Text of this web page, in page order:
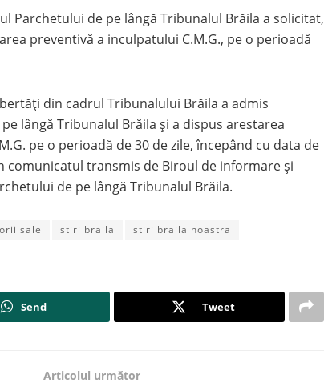
Parchetului de pe lângă Tribunalul Brăila a solicitat,
preventivă a inculpatului C.M.G., pe o perioadă
din cadrul Tribunalului Brăila a admis
lângă Tribunalul Brăila şi a dispus arestarea
pe o perioadă de 30 de zile, începând cu data de
comunicatul transmis de Biroul de informare şi
de pe lângă Tribunalul Brăila.
sale stiri braila
stiri braila noastra
Send Tweet
Articolul următor